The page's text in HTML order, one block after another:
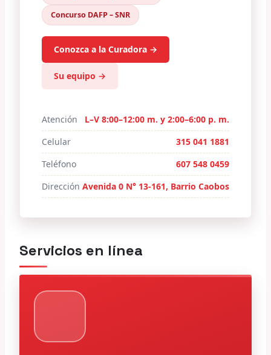
Concurso DAFP – SNR
Conozca a la Curadora →
Su equipo →
Atención
L–V 8:00–12:00 m. y 2:00–6:00 p. m.
Celular
315 041 1881
Teléfono
607 548 0459
Dirección Avenida 0 N° 13-161, Barrio Caobos
Servicios en línea